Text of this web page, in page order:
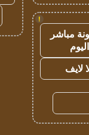
!
مباشر
اليوم
لايف